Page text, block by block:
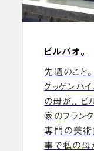
ビルバオ。
先週のこと
グッゲンハ
の母が.. ビ
家のフラン
専門の美術
事で私の母